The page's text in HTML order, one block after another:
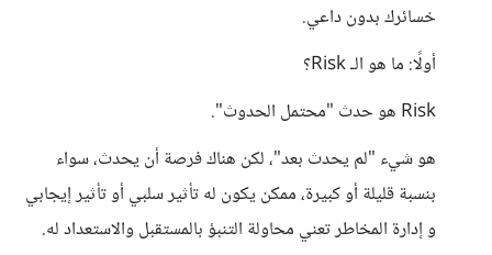
خسائرك بدون داعي.
أولًا: ما هو الـ Risk؟
Risk هو حدث "محتمل الحدوث".
هو شيء "لم يحدث بعد"، لكن هناك فرصة أن يحدث، سواء
بنسبة قليلة أو كبيرة، ممكن يكون له تأثير سلبي أو تأثير إيجابي
و إدارة المخاطر تعني محاولة التنبؤ بالمستقبل والاستعداد له.